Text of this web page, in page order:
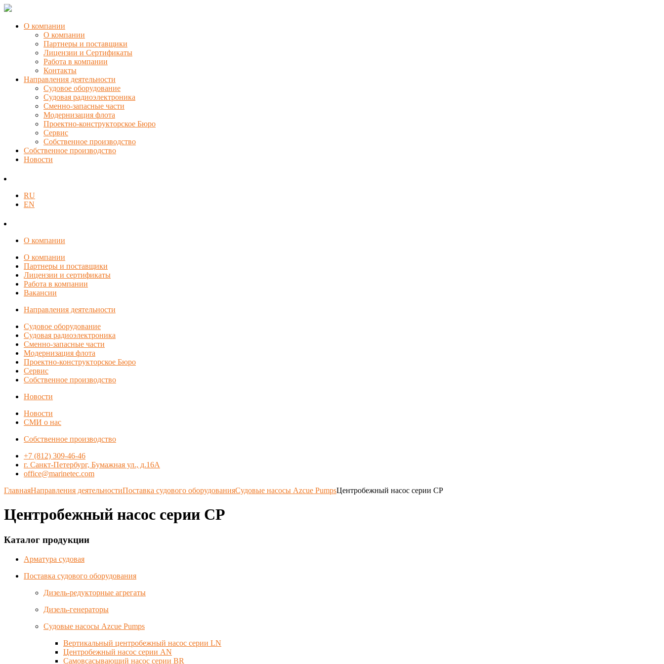
О компании
О компании
Партнеры и поставщики
Лицензии и Сертификаты
Работа в компании
Контакты
Направления деятельности
Судовое оборудование
Судовая радиоэлектроника
Сменно-запасные части
Модернизация флота
Проектно-конструкторское Бюро
Сервис
Собственное производство
Собственное производство
Новости
RU
EN
О компании
О компании
Партнеры и поставщики
Лицензии и сертификаты
Работа в компании
Вакансии
Направления деятельности
Судовое оборудование
Судовая радиоэлектроника
Сменно-запасные части
Модернизация флота
Проектно-конструкторское Бюро
Сервис
Собственное производство
Новости
Новости
СМИ о нас
Собственное производство
+7 (812) 309-46-46
г. Санкт-Петербург, Бумажная ул., д.16А
office@marinetec.com
ГлавнаяНаправления деятельностиПоставка судового оборудованияСудовые насосы Azcue PumpsЦентробежный насос серии CP
Центробежный насос серии CP
Каталог продукции
Арматура судовая
Поставка судового оборудования
Дизель-редукторные агрегаты
Дизель-генераторы
Судовые насосы Azcue Pumps
Вертикальный центробежный насос серии LN
Центробежный насос серии AN
Самовсасывающий насос серии BR